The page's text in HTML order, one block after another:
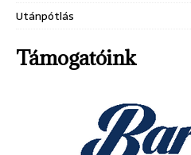
Utánpótlás
Támogatóink